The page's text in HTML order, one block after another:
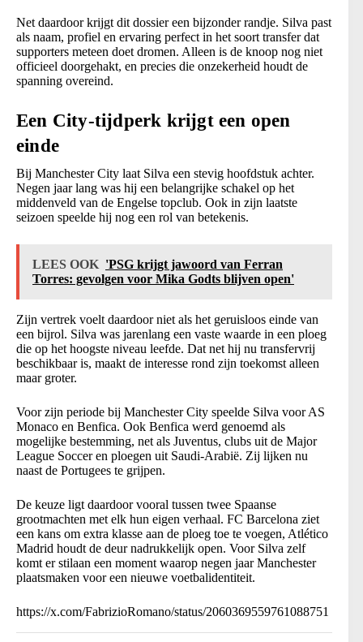
Net daardoor krijgt dit dossier een bijzonder randje. Silva past
als naam, profiel en ervaring perfect in het soort transfer dat
supporters meteen doet dromen. Alleen is de knoop nog niet
officieel doorgehakt, en precies die onzekerheid houdt de
spanning overeind.
Een City-tijdperk krijgt een open
einde
Bij Manchester City laat Silva een stevig hoofdstuk achter.
Negen jaar lang was hij een belangrijke schakel op het
middenveld van de Engelse topclub. Ook in zijn laatste
seizoen speelde hij nog een rol van betekenis.
LEES OOK 'PSG krijgt jawoord van Ferran
Torres: gevolgen voor Mika Godts blijven open'
Zijn vertrek voelt daardoor niet als het geruisloos einde van
een bijrol. Silva was jarenlang een vaste waarde in een ploeg
die op het hoogste niveau leefde. Dat net hij nu transfervrij
beschikbaar is, maakt de interesse rond zijn toekomst alleen
maar groter.
Voor zijn periode bij Manchester City speelde Silva voor AS
Monaco en Benfica. Ook Benfica werd genoemd als
mogelijke bestemming, net als Juventus, clubs uit de Major
League Soccer en ploegen uit Saudi-Arabië. Zij lijken nu
naast de Portugees te grijpen.
De keuze ligt daardoor vooral tussen twee Spaanse
grootmachten met elk hun eigen verhaal. FC Barcelona ziet
een kans om extra klasse aan de ploeg toe te voegen, Atlético
Madrid houdt de deur nadrukkelijk open. Voor Silva zelf
komt er stilaan een moment waarop negen jaar Manchester
plaatsmaken voor een nieuwe voetbalidentiteit.
https://x.com/FabrizioRomano/status/2060369559761088751